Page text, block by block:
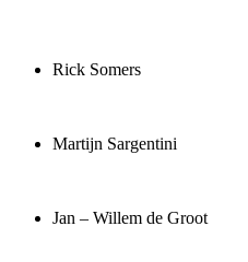
Rick Somers
Martijn Sargentini
Jan – Willem de Groot